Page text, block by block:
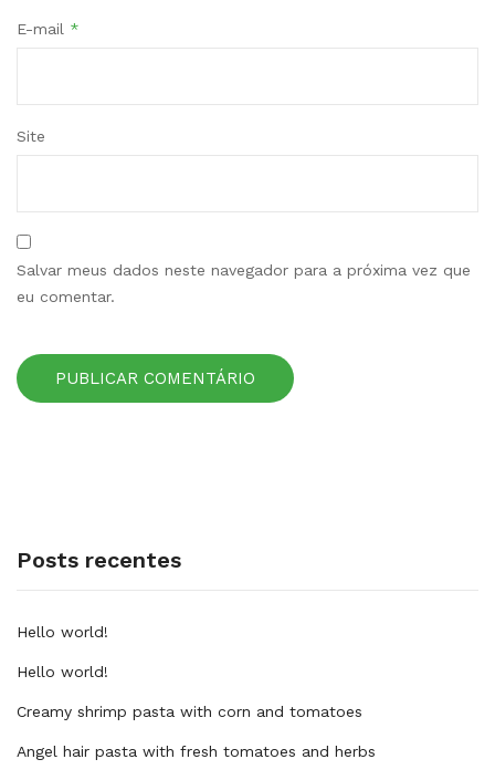
E-mail *
Site
Salvar meus dados neste navegador para a próxima vez que
eu comentar.
Posts recentes
Hello world!
Hello world!
Creamy shrimp pasta with corn and tomatoes
Angel hair pasta with fresh tomatoes and herbs